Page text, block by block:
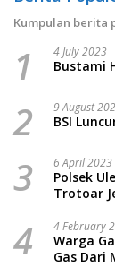
Kumpulan berita
1 4 July 2023
Bustami
2 9 August
BSI
3 6 April 2023
Polsek
Trotoar
4 4 February
Warga
Gas Dari